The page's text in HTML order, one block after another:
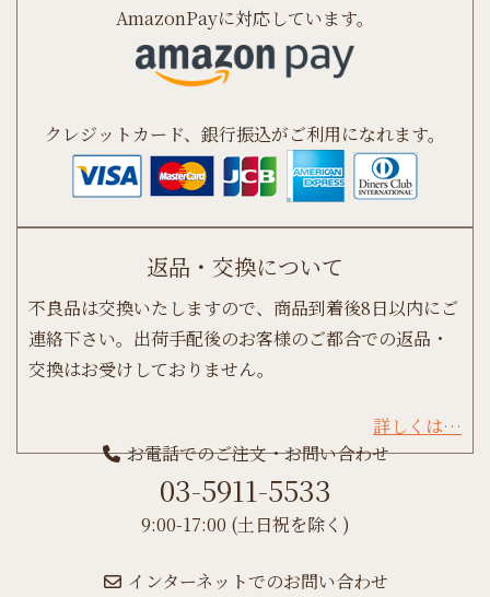
AmazonPayに対応しています。
クレジットカード、銀行振込がご利用になれます。
返品・交換について
不良品は交換いたしますので、商品到着後8日以内にご
連絡下さい。出荷手配後のお客様のご都合での返品・
交換はお受けしておりません。
詳しくは…
お電話でのご注文・お問い合わせ
03-5911-5533
9:00-17:00 (土日祝を除く)
インターネットでのお問い合わせ